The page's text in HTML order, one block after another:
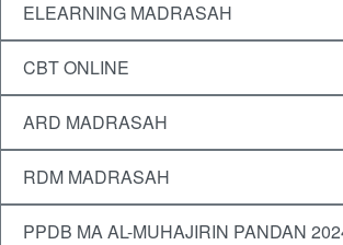
ELEARNING MADRASAH
CBT ONLINE
ARD MADRASAH
RDM MADRASAH
PPDB MA AL-MUHAJIRIN PANDAN